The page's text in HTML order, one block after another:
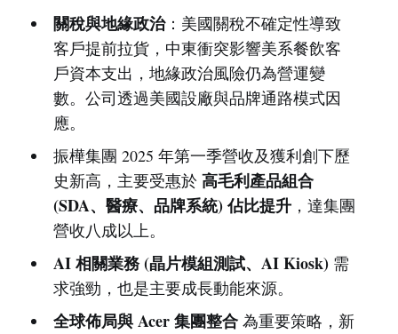
關稅與地緣政治：美國關稅不確定性導致
客戶提前拉貨，中東衝突影響美系餐飲客
戶資本支出，地緣政治風險仍為營運變
數。公司透過美國設廠與品牌通路模式因
應。
振樺集團 2025 年第一季營收及獲利創下歷
史新高，主要受惠於 高毛利產品組合
(SDA、醫療、品牌系統) 佔比提升，達集團
營收八成以上。
AI 相關業務 (晶片模組測試、AI Kiosk)需
求強勁，也是主要成長動能來源。
全球佈局與 Acer 集團整合為重要策略，新